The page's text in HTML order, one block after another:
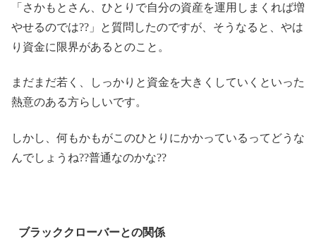
「さかもとさん、ひとりで自分の資産を運用しまくれば増
やせるのでは??」と質問したのですが、そうなると、やは
り資金に限界があるとのこと。
まだまだ若く、しっかりと資金を大きくしていくといった
熱意のある方らしいです。
しかし、何もかもがこのひとりにかかっているってどうな
んでしょうね??普通なのかな??
ブラッククローバーとの関係